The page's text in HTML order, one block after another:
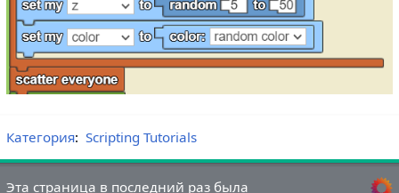
Категория: Scripting Tutorials
Эта страница в последний раз была